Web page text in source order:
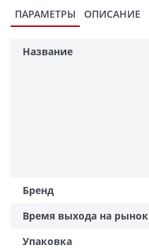
ПАРАМЕТРЫ ОПИСАНИЕ
Название
Бренд
Время выхода на рынок
Упаковка